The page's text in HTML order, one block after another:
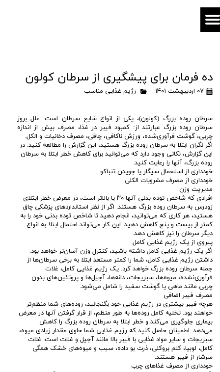
ده فرمان برای پیشگیری از سرطان کولون
۰۷ اردیبهشت ۱۴۰۱ رژیم غذایی مناسب
سرطان روده بزرگ (کولون)، یکی از انواع شایع سرطان است. علل بروز
سرطان روده بزرگ عبارتند از: کمبود فیبر در غذا، مصرف بیش از اندازه
چربی، گوشت فرآوری‌شده، ورزش ناکافی، چاقی، مصرف دخانیات و الکل.
اگر نگران ابتلا به سرطان روده بزرگ هستید، این گزارش را مطالعه کنید. در
این گزارش، نکاتی وجود دارد که می‌توانید برای کاهش خطر ابتلا به سرطان
روده بزرگ، آنها را رعایت کنید.
خودداری از استعمال سیگار یا جویدن تنباکو
خودداری از مصرف مشروبات الکلی
مدیریت وزن
افرادی که شاخص توده بدنی آنها ۳۰ یا بالاتر است، در معرض خطر ابتلای
زودرس به سرطان روده بزرگ هستند. اگر از نظر استانداردهای پزشکی چاق
هستید، هر کاری که می‌توانید، انجام دهید تا شاخص توده بدنی خود را به
کمتر از بیست و پنج کاهش دهید. این کار می‌تواند احتمال ابتلا به انواع
دیگر سرطان را نیز کاهش دهد.
پیروی از یک رژیم غذایی کامل
اگر یک رژیم غذایی کامل داشته باشید، کنترل وزن آسان‌تر خواهد بود.
داشتن رژیم غذایی کامل، شما را کمتر مستعد ابتلا به برخی سرطان‌ها از
جمله سرطان روده بزرگ خواهد کرد. یک رژیم غذایی کامل، غلات
فرآوری‌نشده، میوه‌ها، سبزیجات، دانه‌ها، آجیل‌ها و پروتئین‌های بدون
چربی مانند ماهی یا گوشت سفید را شامل می‌شود.
مصرف فیبر اضافی
هرچه فیبر بیشتری در رژیم غذایی خود بگنجانید، روده‌های شما منظم‌تر
خواهند بود. تخلیه کامل روده‌ها به طور منظم، از قرار گرفتن آنها در معرض
بیماری جلوگیری می‌کند و خطر ابتلا به سرطان روده بزرگ را کاهش
می‌دهد. اطمینان حاصل کنید که رژیم غذایی شما حاوی مقدار زیادی میوه،
سبزیجات و سایر مواد غذایی با فیبر بالا مانند آجیل و غلات است. غلات
کامل، لوبیا، کلم بروکلی، ذرت بو داده، سیب و میوه‌های خشک همگی
سرشار از فیبر هستند.
خودداری از مصرف غذاهای چرب